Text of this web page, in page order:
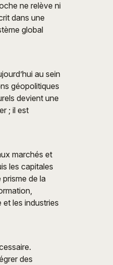
ne relève ni
dans une
global
au sein
géopolitiques
devient une
; il est
marchés et
les capitales
de la
et les industries
des